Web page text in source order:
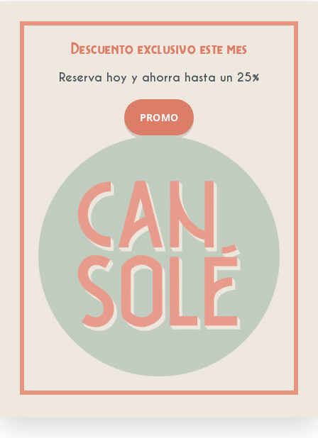
Descuento exclusivo este mes
Reserva hoy y ahorra hasta un 25%
PROMO